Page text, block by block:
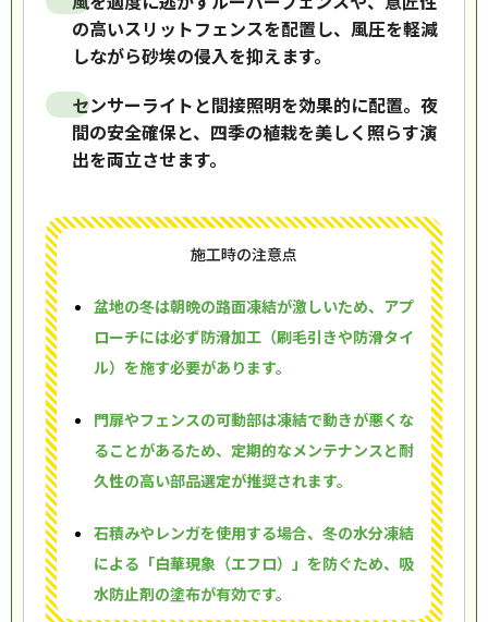
の高いスリットフェンスを配置し、風圧を軽減
しながら砂埃の侵入を抑えます。
センサーライトと間接照明を効果的に配置。夜
間の安全確保と、四季の植栽を美しく照らす演
出を両立させます。
施工時の注意点
盆地の冬は朝晩の路面凍結が激しいため、アプ
ローチには必ず防滑加工（刷毛引きや防滑タイ
ル）を施す必要があります。
門扉やフェンスの可動部は凍結で動きが悪くな
ることがあるため、定期的なメンテナンスと耐
久性の高い部品選定が推奨されます。
石積みやレンガを使用する場合、冬の水分凍結
による「白華現象（エフロ）」を防ぐため、吸
水防止剤の塗布が有効です。